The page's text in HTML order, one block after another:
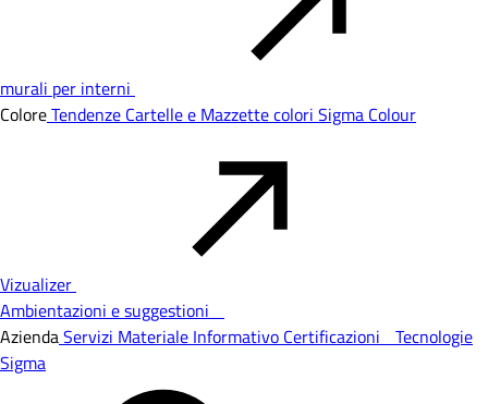
murali per interni
ColoreTendenze Cartelle e Mazzette colori Sigma Colour
Vizualizer
Ambientazioni e suggestioni
AziendaServizi Materiale Informativo Certificazioni Tecnologie
Sigma